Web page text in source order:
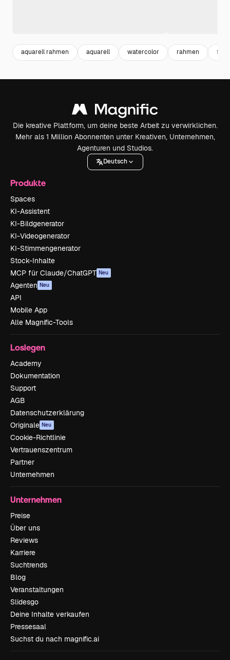
aquarell rahmen aquarell watercolor rahmen
Die kreative Plattform, um deine beste Arbeit zu verwirklichen.
Mehr als 1 Million Abonnenten unter Kreativen, Unternehmen,
Agenturen und Studios.
Deutsch
Produkte
Spaces
KI-Assistent
KI-Bildgenerator
KI-Videogenerator
KI-Stimmengenerator
Stock-Inhalte
MCP für Claude/ChatGPT Neu
Agenten Neu
API
Mobile App
Alle Magnific-Tools
Loslegen
Academy
Dokumentation
Support
AGB
Datenschutzerklärung
Originale Neu
Cookie-Richtlinie
Vertrauenszentrum
Partner
Unternehmen
Unternehmen
Preise
Über uns
Reviews
Karriere
Suchtrends
Blog
Veranstaltungen
Slidesgo
Deine Inhalte verkaufen
Pressesaal
Suchst du nach magnific.ai